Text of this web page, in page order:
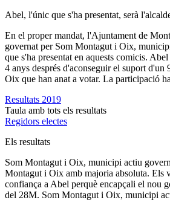
Abel, l'únic que s'ha presentat, serà
En el proper mandat, l'Ajuntament de
governat per Som Montagut i Oix,
que s'ha presentat en aquests comicis.
4 anys després d'aconseguir el suport d'un
Oix que han anat a votar. La participació
Resultats 2019
Taula amb tots els resultats
Regidors electes
Els resultats
Som Montagut i Oix, municipi actiu
Montagut i Oix amb majoria absoluta. Els
confiança a Abel perquè encapçali el nou
del 28M. Som Montagut i Oix, municipi